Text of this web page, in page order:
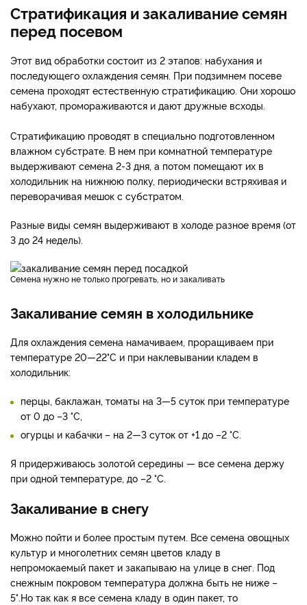
Стратификация и закаливание семян
перед посевом
Этот вид обработки состоит из 2 этапов: набухания и
последующего охлаждения семян. При подзимнем посеве
семена проходят естественную стратификацию. Они хорошо
набухают, промораживаются и дают дружные всходы.
Стратификацию проводят в специально подготовленном
влажном субстрате. В нем при комнатной температуре
выдерживают семена 2-3 дня, а потом помещают их в
холодильник на нижнюю полку, периодически встряхивая и
переворачивая мешок с субстратом.
Разные виды семян выдерживают в холоде разное время (от
3 до 24 недель).
Семена нужно не только прогревать, но и закаливать
Закаливание семян в холодильнике
Для охлаждения семена намачиваем, проращиваем при
температуре 20—22°С и при наклевывании кладем в
холодильник:
перцы, баклажан, томаты на 3—5 суток при температуре
от 0 до –3 °С,
огурцы и кабачки – на 2—3 суток от +1 до –2 °С.
Я придерживаюсь золотой середины — все семена держу
при одной температуре, до –2 °С.
Закаливание в снегу
Можно пойти и более простым путем. Все семена овощных
культур и многолетних семян цветов кладу в
непромокаемый пакет и закапываю на улице в снег. Под
снежным покровом температура должна быть не ниже –
5°.Но так как я все семена кладу в один пакет, то